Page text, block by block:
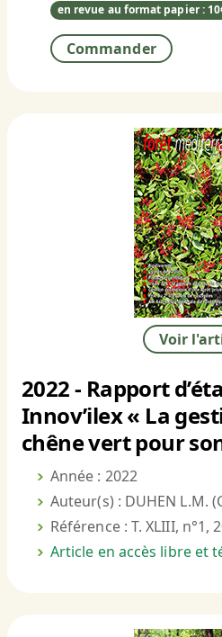
en revue au format papier :
Commander
Voir
2022 - Rapport
Innov’ilex « La
chêne vert pour
Année : 2022
Auteur(s) : DUHEN L.M.
Référence : T. XLIII, n°1,
Article en accès libre et